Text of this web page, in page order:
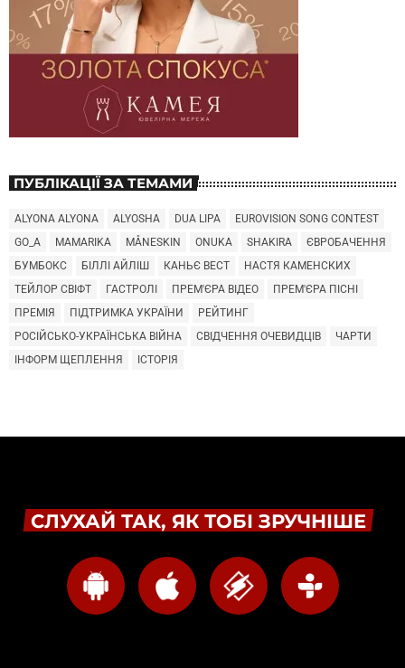
ПУБЛІКАЦІЇ ЗА ТЕМАМИ
ALYONA ALYONA ALYOSHA DUA LIPA
EUROVISION SONG CONTEST
GO_A
MAMARIKA MÅNESKIN ONUKA SHAKIRA
ЄВРОБАЧЕННЯ
БУМБОКС
БІЛЛІ АЙЛІШ КАНЬЄ ВЕСТ
НАСТЯ КАМЕНСКИХ
ТЕЙЛОР СВІФТ
ГАСТРОЛІ ПРЕМ'ЄРА ВІДЕО
ПРЕМ'ЄРА ПІСНІ
ПРЕМІЯ
ПІДТРИМКА УКРАЇНИ
РЕЙТИНГ
РОСІЙСЬКО-УКРАЇНСЬКА ВІЙНА
СВІДЧЕННЯ ОЧЕВИДЦІВ
ЧАРТИ
ІНФОРМ ЩЕПЛЕННЯ
ІСТОРІЯ
СЛУХАЙ ТАК, ЯК ТОБІ ЗРУЧНІШЕ